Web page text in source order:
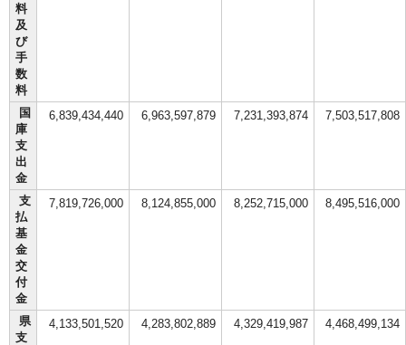
料
及
び
手
数
料
国
庫
支
出
金
6,839,434,440 6,963,597,879 7,231,393,874 7,503,517,808
支
払
基
金
交
付
金
7,819,726,000 8,124,855,000 8,252,715,000 8,495,516,000
県
支
4,133,501,520 4,283,802,889 4,329,419,987 4,468,499,134